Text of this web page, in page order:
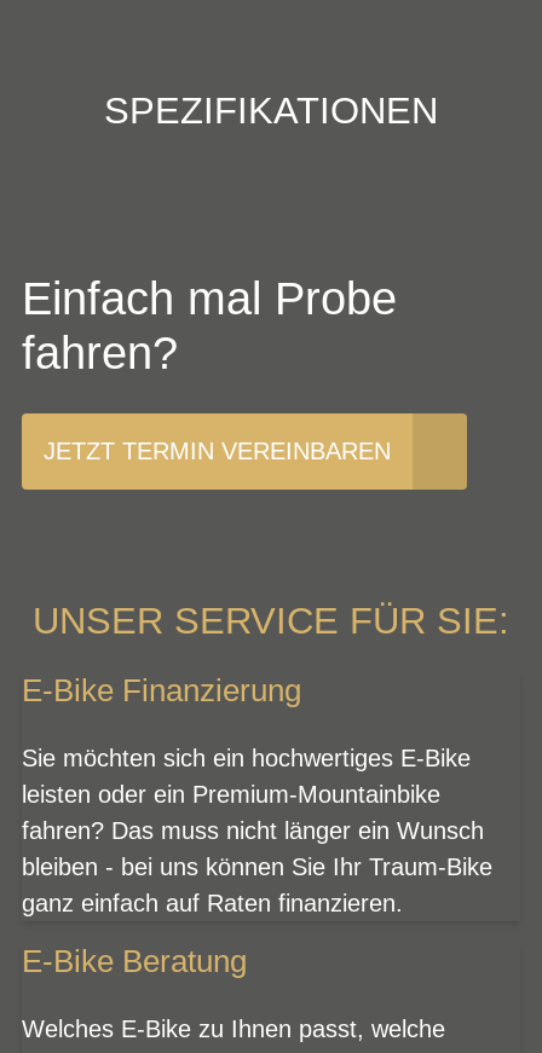
SPEZIFIKATIONEN
Einfach mal Probe
fahren?
JETZT TERMIN VEREINBAREN
UNSER SERVICE FÜR SIE:
E-Bike Finanzierung
Sie möchten sich ein hochwertiges E-Bike
leisten oder ein Premium-Mountainbike
fahren? Das muss nicht länger ein Wunsch
bleiben - bei uns können Sie Ihr Traum-Bike
ganz einfach auf Raten finanzieren.
E-Bike Beratung
Welches E-Bike zu Ihnen passt, welche